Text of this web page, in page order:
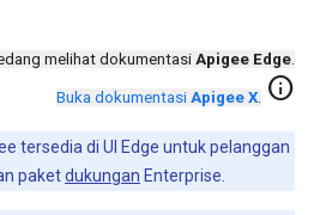
melihat dokumentasiApigee Edge.
Buka dokumentasi Apigee X. info
tersedia di UI Edge untuk pelanggan
paketdukungan Enterprise.